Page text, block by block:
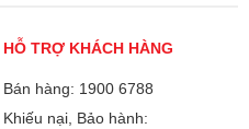
HỖ TRỢ KHÁCH HÀNG
Bán hàng: 1900 6788
Khiếu nại, Bảo hành: